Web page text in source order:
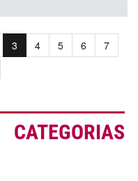
3 4 5 6
7
CATEGORIAS